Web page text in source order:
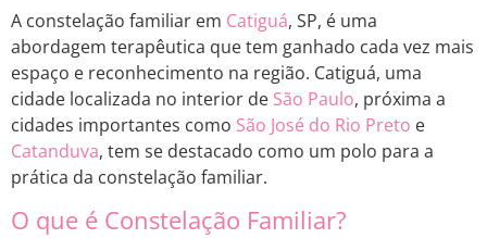
A constelação familiar em Catiguá, SP, é uma
abordagem terapêutica que tem ganhado cada vez mais
espaço e reconhecimento na região. Catiguá, uma
cidade localizada no interior de São Paulo, próxima a
cidades importantes como São José do Rio Preto e
Catanduva, tem se destacado como um polo para a
prática da constelação familiar.
O que é Constelação Familiar?